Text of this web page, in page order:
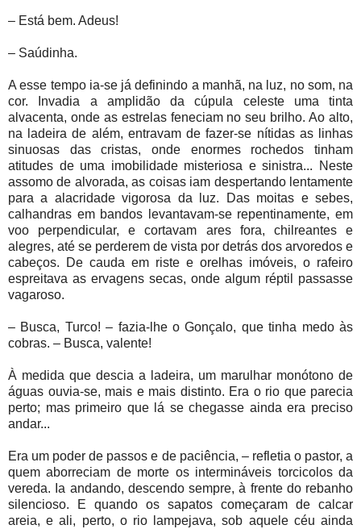
– Está bem. Adeus!
– Saúdinha.
A esse tempo ia-se já definindo a manhã, na luz, no som, na
cor. Invadia a amplidão da cúpula celeste uma tinta
alvacenta, onde as estrelas feneciam no seu brilho. Ao alto,
na ladeira de além, entravam de fazer-se nítidas as linhas
sinuosas das cristas, onde enormes rochedos tinham
atitudes de uma imobilidade misteriosa e sinistra... Neste
assomo de alvorada, as coisas iam despertando lentamente
para a alacridade vigorosa da luz. Das moitas e sebes,
calhandras em bandos levantavam-se repentinamente, em
voo perpendicular, e cortavam ares fora, chilreantes e
alegres, até se perderem de vista por detrás dos arvoredos e
cabeços. De cauda em riste e orelhas imóveis, o rafeiro
espreitava as ervagens secas, onde algum réptil passasse
vagaroso.
– Busca, Turco! – fazia-lhe o Gonçalo, que tinha medo às
cobras. – Busca, valente!
À medida que descia a ladeira, um marulhar monótono de
águas ouvia-se, mais e mais distinto. Era o rio que parecia
perto; mas primeiro que lá se chegasse ainda era preciso
andar...
Era um poder de passos e de paciência, – refletia o pastor, a
quem aborreciam de morte os intermináveis torcicolos da
vereda. Ia andando, descendo sempre, à frente do rebanho
silencioso. E quando os sapatos começaram de calcar
areia, e ali, perto, o rio lampejava, sob aquele céu ainda